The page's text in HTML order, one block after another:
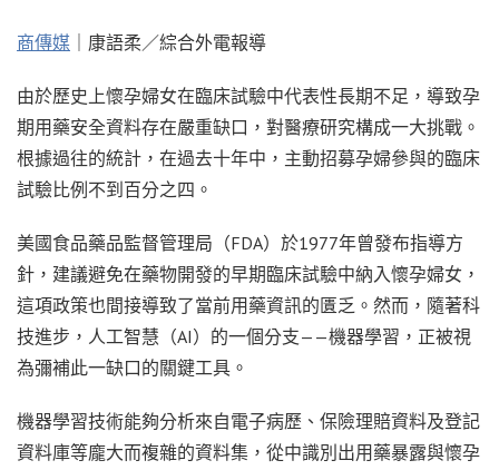
商傳媒 ｜康語柔／綜合外電報導
由於歷史上懷孕婦女在臨床試驗中代表性長期不足，導致孕
期用藥安全資料存在嚴重缺口，對醫療研究構成一大挑戰。
根據過往的統計，在過去十年中，主動招募孕婦參與的臨床
試驗比例不到百分之四。
美國食品藥品監督管理局（FDA）於1977年曾發布指導方
針，建議避免在藥物開發的早期臨床試驗中納入懷孕婦女，
這項政策也間接導致了當前用藥資訊的匱乏。然而，隨著科
技進步，人工智慧（AI）的一個分支——機器學習，正被視
為彌補此一缺口的關鍵工具。
機器學習技術能夠分析來自電子病歷、保險理賠資料及登記
資料庫等龐大而複雜的資料集，從中識別出用藥暴露與懷孕